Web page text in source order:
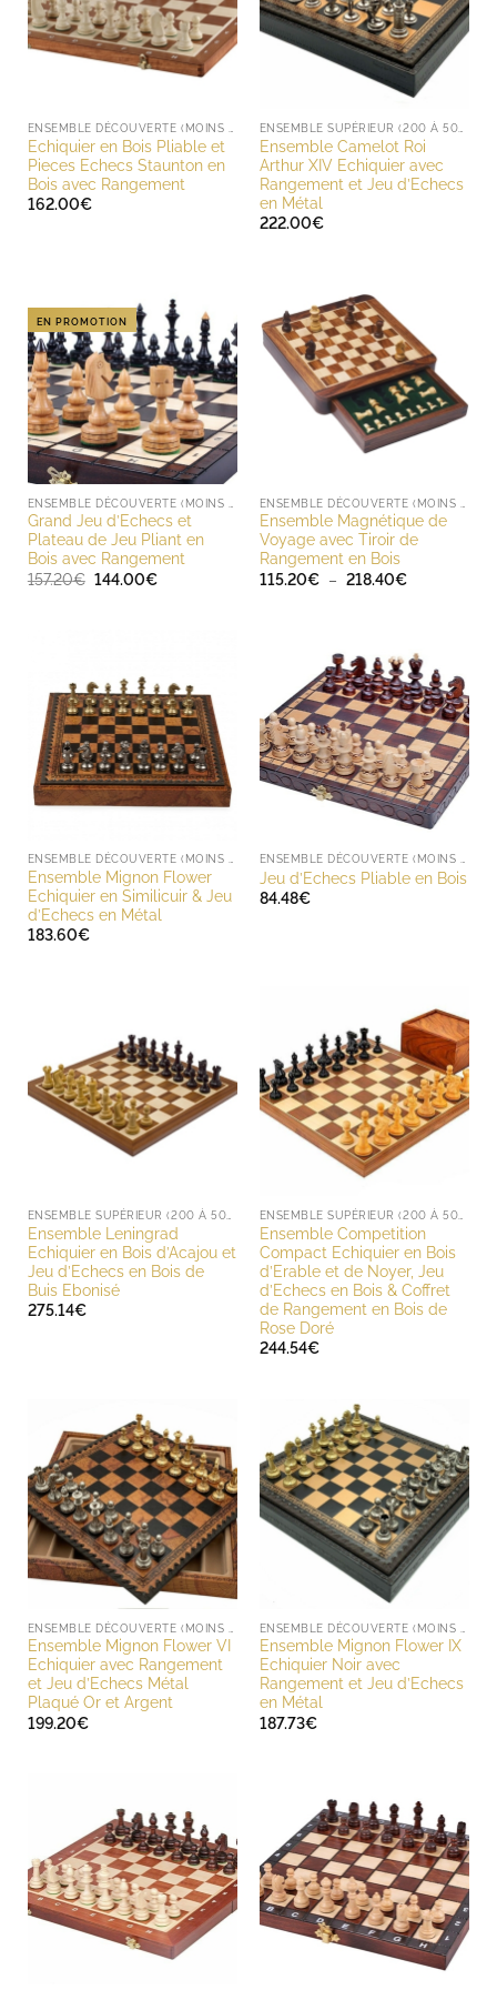
Echiquier en Bois Pliable et
Pieces Echecs Staunton en
Bois avec Rangement
162.00€
Ensemble Camelot Roi
Arthur XIV Echiquier avec
Rangement et Jeu d’Echecs
en Métal
222.00€
EN PROMOTION
Grand Jeu d’Echecs et
Plateau de Jeu Pliant en
Bois avec Rangement
157.20€ Le
144.00€Le
Ensemble Magnétique de
Voyage avec Tiroir de
Rangement en Bois
115.20€ – 218.40€Plage
218.40€
Ensemble Mignon Flower
Echiquier en Similicuir & Jeu
d’Echecs en Métal
183.60€
Jeu d’Echecs Pliable en Bois
84.48€
Ensemble Leningrad
Echiquier en Bois d’Acajou et
Jeu d’Echecs en Bois de
Buis Ebonisé
275.14€
Ensemble Competition
Compact Echiquier en Bois
d’Erable et de Noyer, Jeu
d’Echecs en Bois & Coffret
de Rangement en Bois de
Rose Doré
244.54€
Ensemble Mignon Flower VI
Echiquier avec Rangement
et Jeu d’Echecs Métal
Plaqué Or et Argent
199.20€
Ensemble Mignon Flower IX
Echiquier Noir avec
Rangement et Jeu d’Echecs
en Métal
187.73€